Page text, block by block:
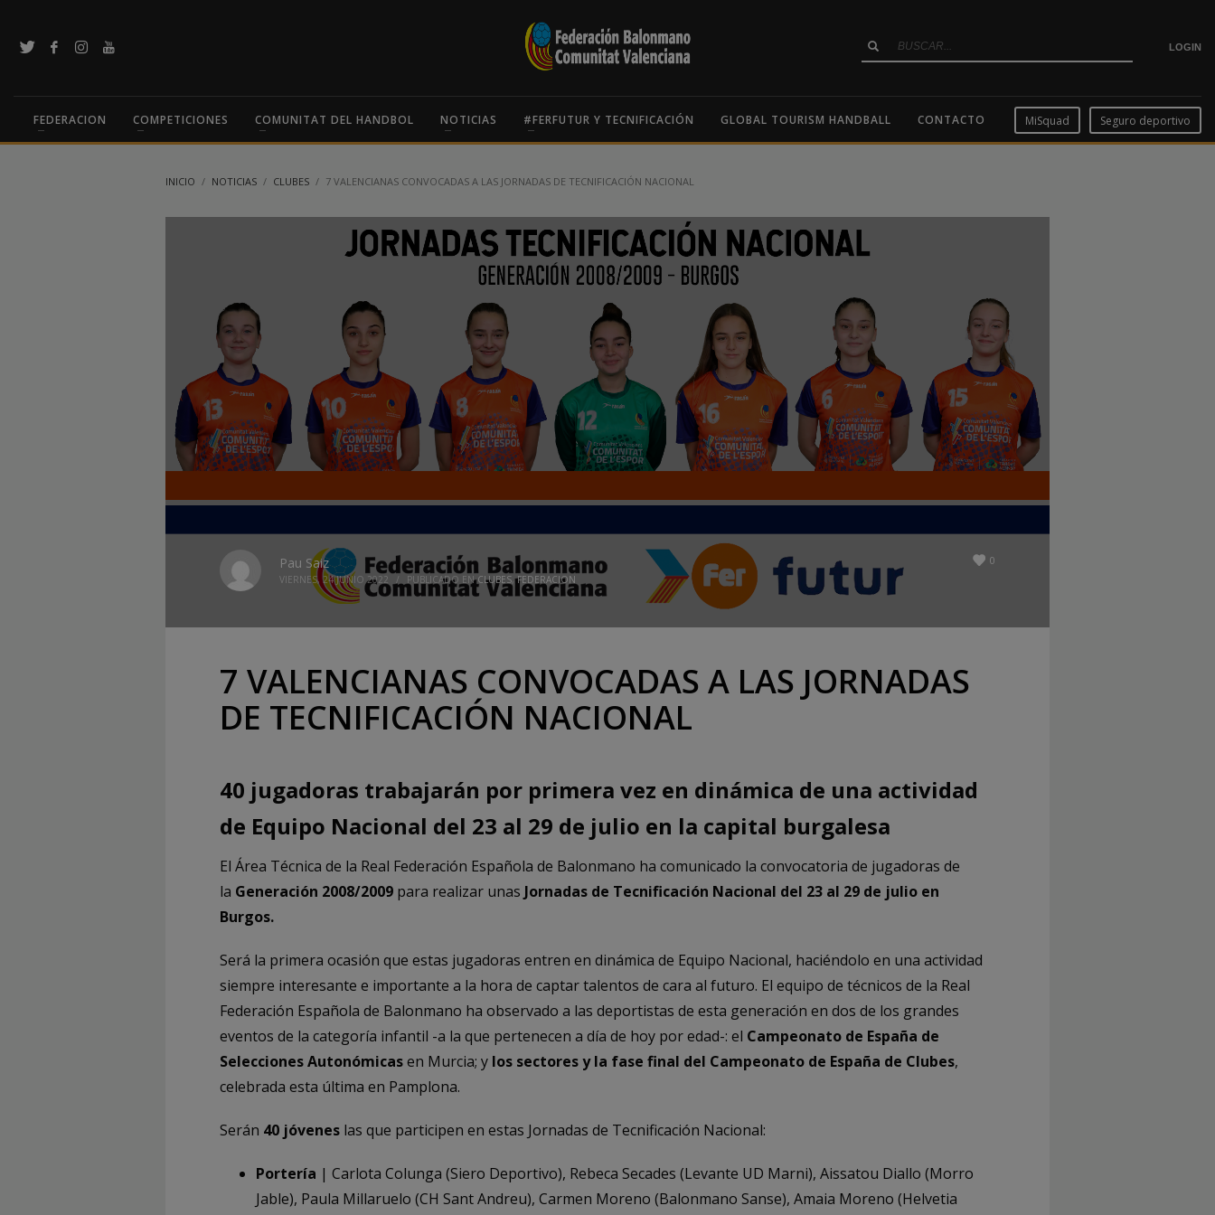
LOGIN
FEDERACION COMPETICIONES COMUNITAT DEL HANDBOL NOTICIAS #FERFUTUR Y TECNIFICACIÓN GLOBAL TOURISM HANDBALL CONTACTO MiSquad Seguro deportivo
INICIO NOTICIAS CLUBES 7 VALENCIANAS CONVOCADAS A LAS JORNADAS DE TECNIFICACIÓN NACIONAL
0
Pau Saiz
VIERNES, 24 JUNIO 2022 / PUBLICADO ENCLUBES ,FEDERACION
7 VALENCIANAS CONVOCADAS A LAS JORNADAS
DE TECNIFICACIÓN NACIONAL
40 jugadoras trabajarán por primera vez en dinámica de una actividad
de Equipo Nacional del 23 al 29 de julio en la capital burgalesa
El Área Técnica de la Real Federación Española de Balonmano ha comunicado la convocatoria de jugadoras de
la Generación 2008/2009 para realizar unas Jornadas de Tecnificación Nacional del 23 al 29 de julio en
Burgos.
Será la primera ocasión que estas jugadoras entren en dinámica de Equipo Nacional, haciéndolo en una actividad
siempre interesante e importante a la hora de captar talentos de cara al futuro. El equipo de técnicos de la Real
Federación Española de Balonmano ha observado a las deportistas de esta generación en dos de los grandes
eventos de la categoría infantil -a la que pertenecen a día de hoy por edad-: el Campeonato de España de
Selecciones Autonómicasen Murcia; y los sectores y la fase final del Campeonato de España de Clubes,
celebrada esta última en Pamplona.
Serán 40 jóvenes las que participen en estas Jornadas de Tecnificación Nacional:
Portería | Carlota Colunga (Siero Deportivo), Rebeca Secades (Levante UD Marni), Aissatou Diallo (Morro
Jable), Paula Millaruelo (CH Sant Andreu), Carmen Moreno (Balonmano Sanse), Amaia Moreno (Helvetia